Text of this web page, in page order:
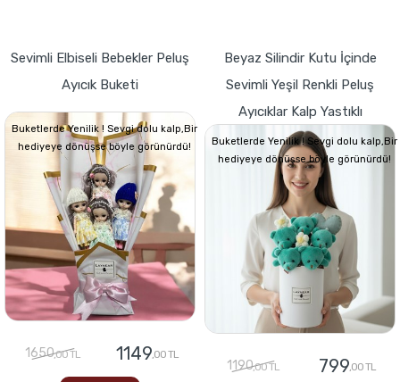
Sevimli Elbiseli Bebekler Peluş
Ayıcık Buketi
Buketlerde Yenilik ! Sevgi dolu kalp,Bir
hediyeye dönüşse böyle görünürdü!
1650,00 TL 1149,00 TL
Beyaz Silindir Kutu İçinde
Sevimli Yeşil Renkli Peluş
Ayıcıklar Kalp Yastıklı
Buketlerde Yenilik ! Sevgi dolu kalp,Bir
hediyeye dönüşse böyle görünürdü!
1190,00 TL 799,00 TL